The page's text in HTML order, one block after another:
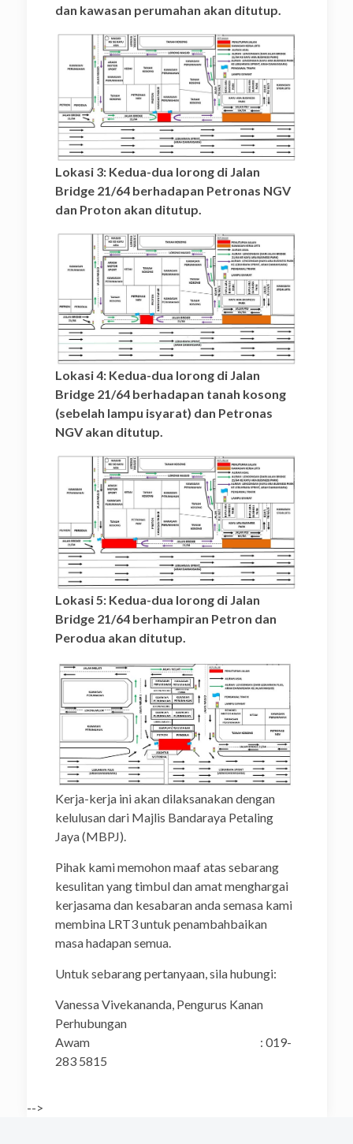
dan kawasan perumahan akan ditutup.
Lokasi 3: Kedua-dua lorong di Jalan
Bridge 21/64 berhadapan Petronas NGV
dan Proton akan ditutup.
Lokasi 4: Kedua-dua lorong di Jalan
Bridge 21/64 berhadapan tanah kosong
(sebelah lampu isyarat) dan Petronas
NGV akan ditutup.
Lokasi 5: Kedua-dua lorong di Jalan
Bridge 21/64 berhampiran Petron dan
Perodua akan ditutup.
Kerja-kerja ini akan dilaksanakan dengan
kelulusan dari Majlis Bandaraya Petaling
Jaya (MBPJ).
Pihak kami memohon maaf atas sebarang
kesulitan yang timbul dan amat menghargai
kerjasama dan kesabaran anda semasa kami
membina LRT3 untuk penambahbaikan
masa hadapan semua.
Untuk sebarang pertanyaan, sila hubungi:
Vanessa Vivekananda, Pengurus Kanan
Perhubungan
Awam : 019-
283 5815
-->